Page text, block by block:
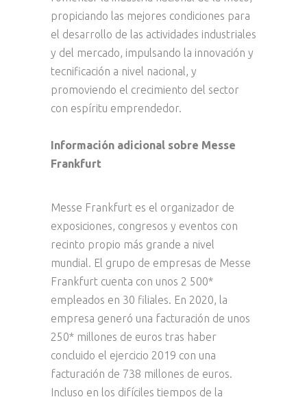
propiciando las mejores condiciones para
el desarrollo de las actividades industriales
y del mercado, impulsando la innovación y
tecnificación a nivel nacional, y
promoviendo el crecimiento del sector
con espíritu emprendedor.
Información adicional sobre Messe
Frankfurt
Messe Frankfurt es el organizador de
exposiciones, congresos y eventos con
recinto propio más grande a nivel
mundial. El grupo de empresas de Messe
Frankfurt cuenta con unos 2 500*
empleados en 30 filiales. En 2020, la
empresa generó una facturación de unos
250* millones de euros tras haber
concluido el ejercicio 2019 con una
facturación de 738 millones de euros.
Incluso en los difíciles tiempos de la